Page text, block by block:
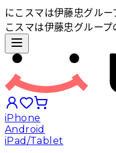
にこスマは伊藤忠グル
こスマは伊藤忠グルー
iPhone
Android
iPad/Tablet